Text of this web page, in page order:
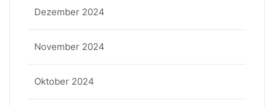
Dezember 2024
November 2024
Oktober 2024